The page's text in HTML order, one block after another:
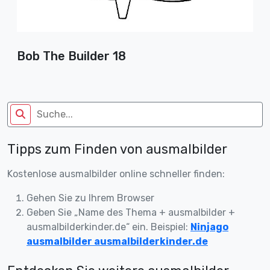
Bob The Builder 18
Tipps zum Finden von ausmalbilder
Kostenlose ausmalbilder online schneller finden:
Gehen Sie zu Ihrem Browser
Geben Sie „Name des Thema + ausmalbilder +
ausmalbilderkinder.de“ ein. Beispiel: Ninjago
ausmalbilder ausmalbilderkinder.de